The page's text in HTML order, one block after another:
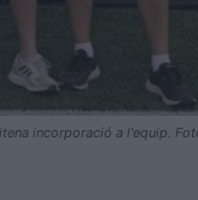
incorporació a l'equip.